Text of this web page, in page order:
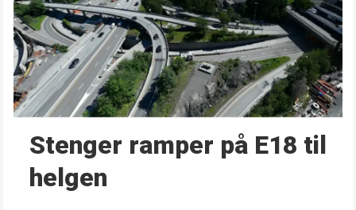
Stenger ramper på E18 til
helgen